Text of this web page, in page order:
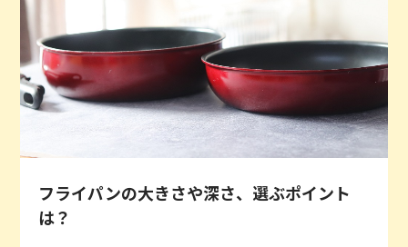
フライパンの大きさや深さ、選ぶポイント
は？